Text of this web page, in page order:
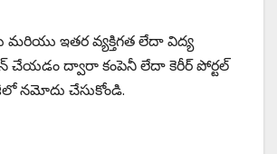
మరియు ఇతర వ్యక్తిగత లేదా విద్య
చేయడం ద్వారా కంపెనీ లేదా కెరీర్ పోర్టల్
నమోదు చేసుకోండి.